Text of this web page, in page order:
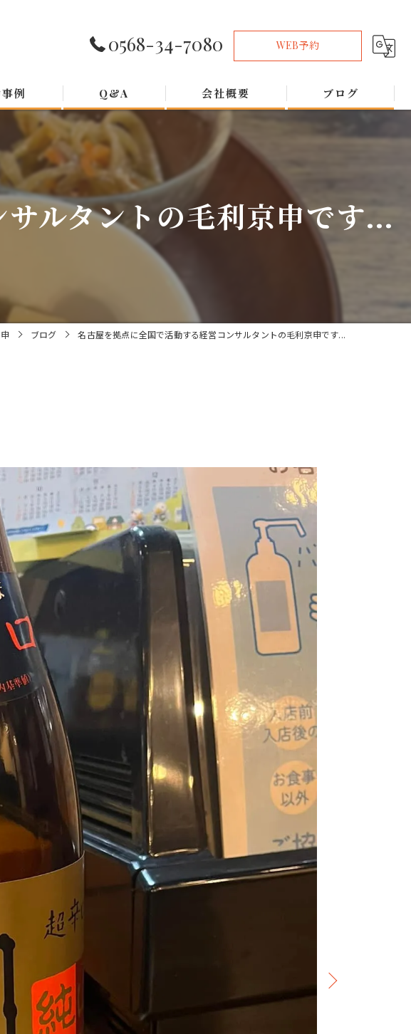
0568-34-7080 WEB予約
例 Q&A 会社概要 ブログ
ルタントの毛利京申です...
ブログ 名古屋を拠点に全国で活動する経営コンサルタントの毛利京申です...